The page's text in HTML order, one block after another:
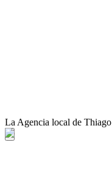
La Agencia local de Thiago